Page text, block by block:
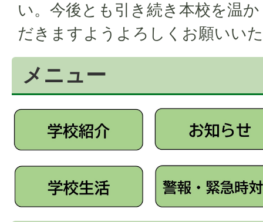
い。今後とも引き続き本校を温
だきますようよろしくお願いい
メニュー